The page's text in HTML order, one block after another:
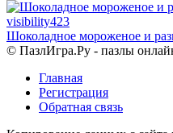
visibility423
Шоколадное мороженое и
© ПазлИгра.Ру - пазлы
Главная
Регистрация
Обратная связь